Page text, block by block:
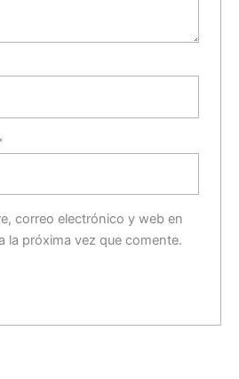
correo electrónico y web en
la próxima vez que comente.